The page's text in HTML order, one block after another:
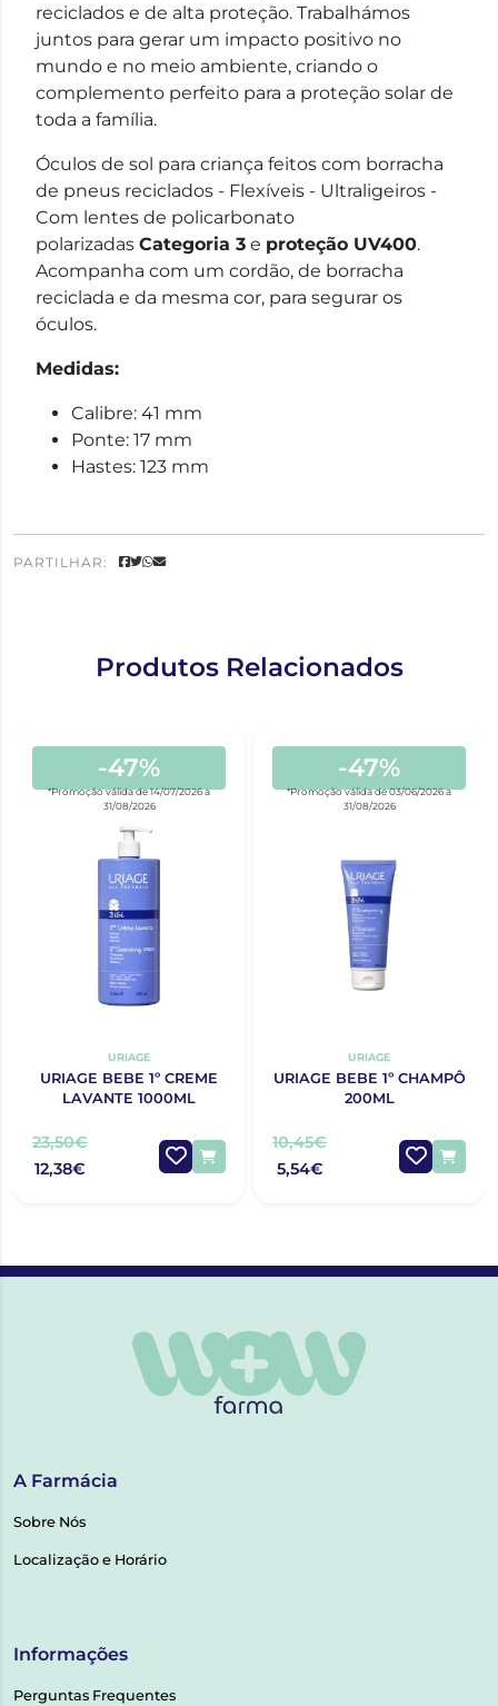
reciclados e de alta proteção. Trabalhámos
juntos para gerar um impacto positivo no
mundo e no meio ambiente, criando o
complemento perfeito para a proteção solar de
toda a família.
Óculos de sol para criança feitos com borracha
de pneus reciclados - Flexíveis - Ultraligeiros -
Com lentes de policarbonato
polarizadas Categoria 3 e proteção UV400.
Acompanha com um cordão, de borracha
reciclada e da mesma cor, para segurar os
óculos.
Medidas:
Calibre: 41 mm
Ponte: 17 mm
Hastes: 123 mm
PARTILHAR:
Produtos Relacionados
-47%
*Promoção válida de 14/07/2026 a
31/08/2026
URIAGE
URIAGE BEBE 1º CREME
LAVANTE 1000ML
23,50€
12,38€
-47%
*Promoção válida de 03/06/2026 a
31/08/2026
URIAGE
URIAGE BEBE 1º CHAMPÔ
200ML
10,45€
5,54€
A Farmácia
Sobre Nós
Localização e Horário
Informações
Perguntas Frequentes